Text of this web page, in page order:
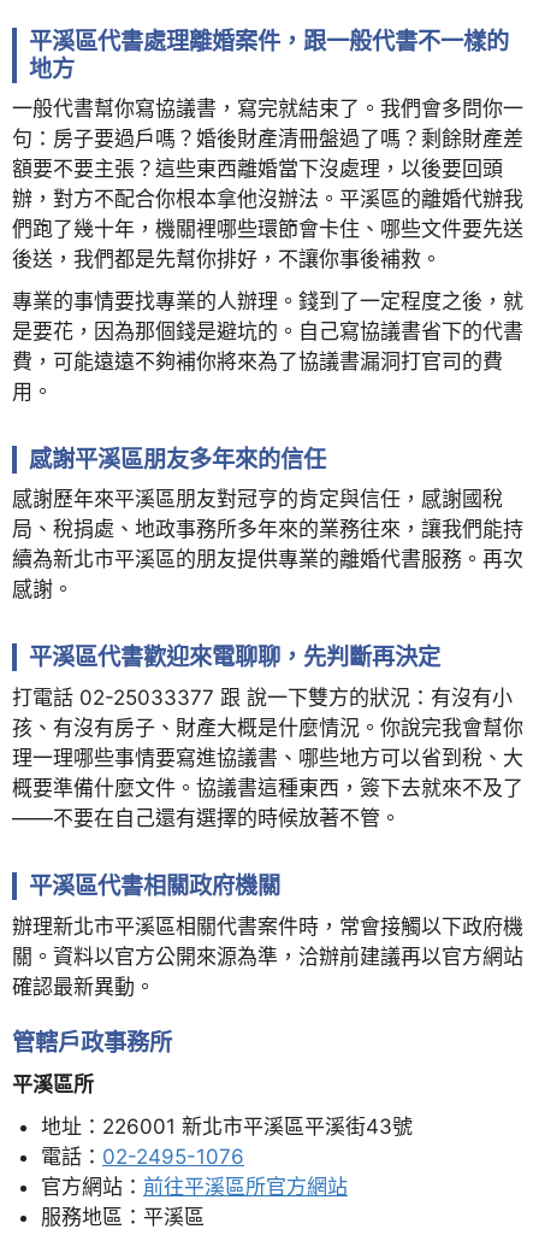
平溪區代書處理離婚案件，跟一般代書不一樣的
地方
一般代書幫你寫協議書，寫完就結束了。我們會多問你一
句：房子要過戶嗎？婚後財產清冊盤過了嗎？剩餘財產差
額要不要主張？這些東西離婚當下沒處理，以後要回頭
辦，對方不配合你根本拿他沒辦法。平溪區的離婚代辦我
們跑了幾十年，機關裡哪些環節會卡住、哪些文件要先送
後送，我們都是先幫你排好，不讓你事後補救。
專業的事情要找專業的人辦理。錢到了一定程度之後，就
是要花，因為那個錢是避坑的。自己寫協議書省下的代書
費，可能遠遠不夠補你將來為了協議書漏洞打官司的費
用。
感謝平溪區朋友多年來的信任
感謝歷年來平溪區朋友對冠亨的肯定與信任，感謝國稅
局、稅捐處、地政事務所多年來的業務往來，讓我們能持
續為新北市平溪區的朋友提供專業的離婚代書服務。再次
感謝。
平溪區代書歡迎來電聊聊，先判斷再決定
打電話 02-25033377 跟 說一下雙方的狀況：有沒有小
孩、有沒有房子、財產大概是什麼情況。你說完我會幫你
理一理哪些事情要寫進協議書、哪些地方可以省到稅、大
概要準備什麼文件。協議書這種東西，簽下去就來不及了
——不要在自己還有選擇的時候放著不管。
平溪區代書相關政府機關
辦理新北市平溪區相關代書案件時，常會接觸以下政府機
關。資料以官方公開來源為準，洽辦前建議再以官方網站
確認最新異動。
管轄戶政事務所
平溪區所
地址：226001 新北市平溪區平溪街43號
電話： 02-2495-1076
官方網站： 前往平溪區所官方網站
服務地區：平溪區